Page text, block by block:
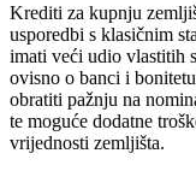
Krediti za kupnju
usporedbi s klasičnim
imati veći udio vlastitih
ovisno o banci i
obratiti pažnju na
te moguće dodatne
vrijednosti zemljišta.